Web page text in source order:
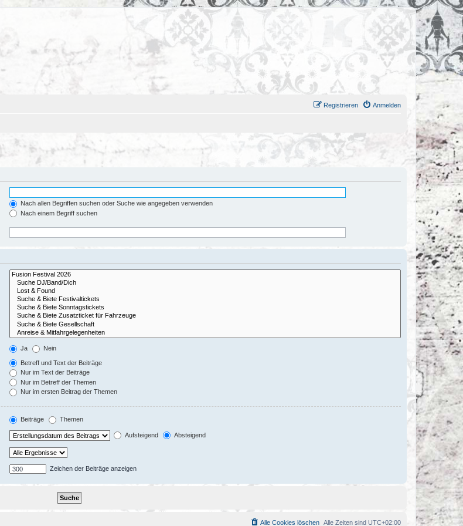
Anmelden
Registrieren
Nach allen Begriffen suchen oder Suche wie angegeben verwenden
Nach einem Begriff suchen
Ja Nein
Betreff und Text der Beiträge
Nur im Text der Beiträge
Nur im Betreff der Themen
Nur im ersten Beitrag der Themen
Beiträge Themen
Aufsteigend Absteigend
Zeichen der Beiträge anzeigen
Alle Zeiten sind UTC+02:00
Alle Cookies löschen